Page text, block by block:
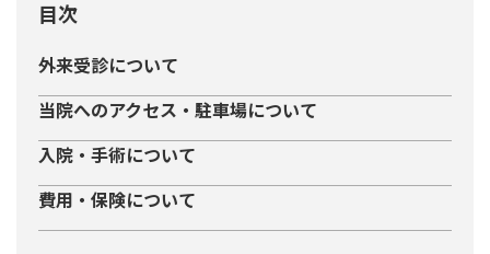
お知らせ
よくあるご質問
交通アクセス
初診受付時間
外来受診について
当院へのアクセス・駐車場について
入院・手術について
費用・保険について